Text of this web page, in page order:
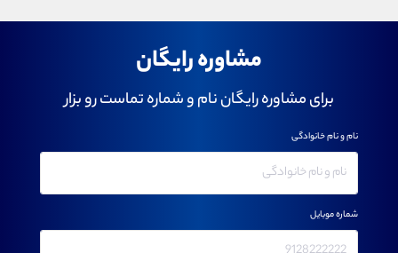
مشاوره رایگان
برای مشاوره رایگان نام و شماره تماست رو بزار
نام و نام خانوادگی
شماره موبایل